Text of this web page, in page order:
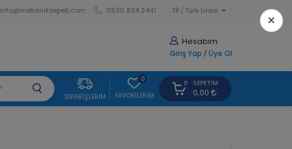
TR Türk Lirası
info@mekaniksepeti.com 0530 834 2441
Hesabım
Giriş Yap / Üye Ol
SIPARIŞLERIM
0
FAVORILERIM
0 SEPETIM
0,00
×